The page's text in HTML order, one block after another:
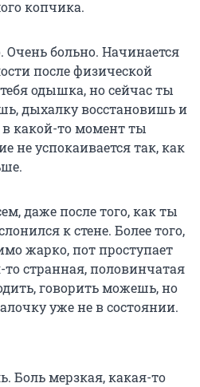
копчика.
Очень больно. Начинается
после физической
одышка, но сейчас ты
дыхалку восстановишь и
какой-то момент ты
не успокаивается так, как
даже после того, как ты
к стене. Более того,
жарко, пот проступает
то странная, половинчатая
говорить можешь, но
уже не в состоянии.
Боль мерзкая, какая-то